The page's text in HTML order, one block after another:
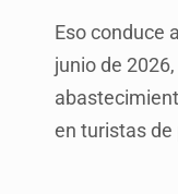
Eso conduce
junio de
en turistas de